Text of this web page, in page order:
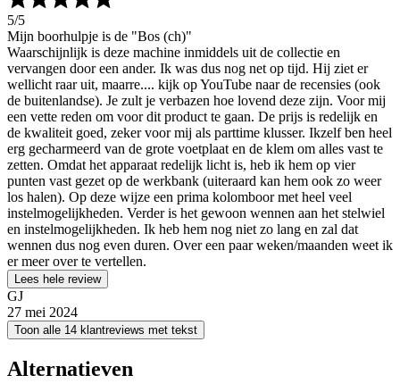
5/5
Mijn boorhulpje is de "Bos (ch)"
Waarschijnlijk is deze machine inmiddels uit de collectie en
vervangen door een ander. Ik was dus nog net op tijd. Hij ziet er
wellicht raar uit, maarre.... kijk op YouTube naar de recensies (ook
de buitenlandse). Je zult je verbazen hoe lovend deze zijn. Voor mij
een vette reden om voor dit product te gaan. De prijs is redelijk en
de kwaliteit goed, zeker voor mij als parttime klusser. Ikzelf ben heel
erg gecharmeerd van de grote voetplaat en de klem om alles vast te
zetten. Omdat het apparaat redelijk licht is, heb ik hem op vier
punten vast gezet op de werkbank (uiteraard kan hem ook zo weer
los halen). Op deze wijze een prima kolomboor met heel veel
instelmogelijkheden. Verder is het gewoon wennen aan het stelwiel
en instelmogelijkheden. Ik heb hem nog niet zo lang en zal dat
wennen dus nog even duren. Over een paar weken/maanden weet ik
er meer over te vertellen.
Lees hele review
GJ
27 mei 2024
Toon alle 14 klantreviews met tekst
Alternatieven